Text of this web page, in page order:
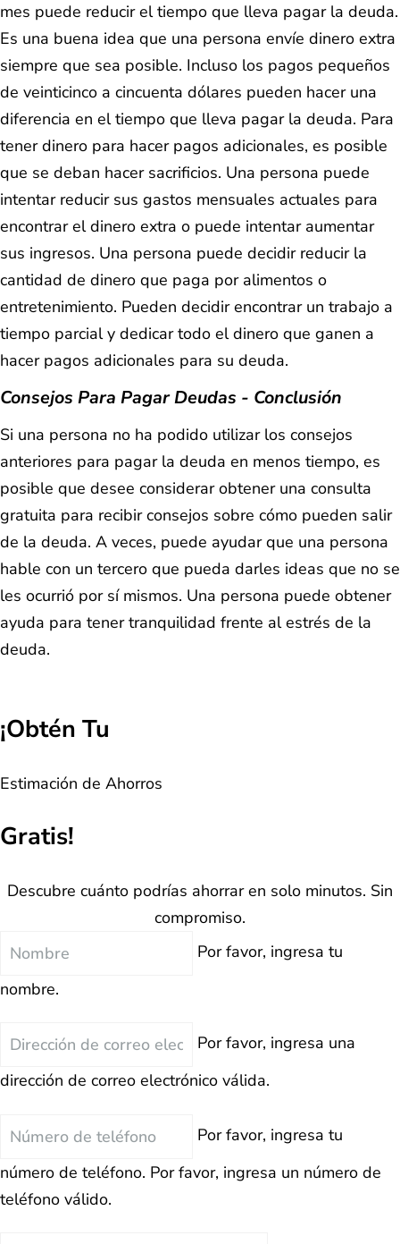
mes puede reducir el tiempo que lleva pagar la deuda.
Es una buena idea que una persona envíe dinero extra
siempre que sea posible. Incluso los pagos pequeños
de veinticinco a cincuenta dólares pueden hacer una
diferencia en el tiempo que lleva pagar la deuda. Para
tener dinero para hacer pagos adicionales, es posible
que se deban hacer sacrificios. Una persona puede
intentar reducir sus gastos mensuales actuales para
encontrar el dinero extra o puede intentar aumentar
sus ingresos. Una persona puede decidir reducir la
cantidad de dinero que paga por alimentos o
entretenimiento. Pueden decidir encontrar un trabajo a
tiempo parcial y dedicar todo el dinero que ganen a
hacer pagos adicionales para su deuda.
Consejos Para Pagar Deudas - Conclusión
Si una persona no ha podido utilizar los consejos
anteriores para pagar la deuda en menos tiempo, es
posible que desee considerar obtener una consulta
gratuita para recibir consejos sobre cómo pueden salir
de la deuda. A veces, puede ayudar que una persona
hable con un tercero que pueda darles ideas que no se
les ocurrió por sí mismos. Una persona puede obtener
ayuda para tener tranquilidad frente al estrés de la
deuda.
¡Obtén Tu
Estimación de Ahorros
Gratis!
Descubre cuánto podrías ahorrar en solo minutos. Sin
compromiso.
Nombre
Por favor, ingresa tu
nombre.
Correo
Por favor, ingresa una
dirección de correo electrónico válida.
Teléfono
Por favor, ingresa tu
número de teléfono. Por favor, ingresa un número de
teléfono válido.